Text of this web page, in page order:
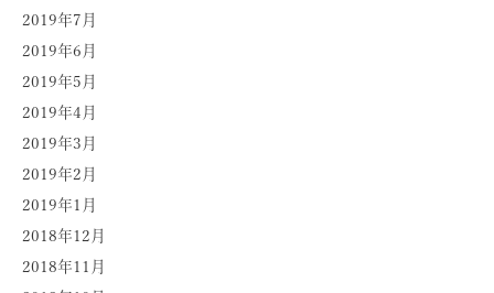
2019年7月
2019年6月
2019年5月
2019年4月
2019年3月
2019年2月
2019年1月
2018年12月
2018年11月